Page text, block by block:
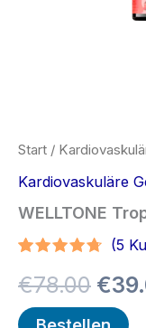
Start /
Kardiovaskuläre
WELLTONE
mit4.50
von 5,
basierend
(5
€78.00
Preis
€